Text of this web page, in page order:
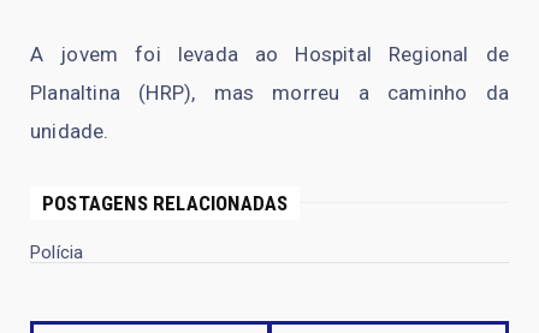
A jovem foi levada ao Hospital Regional de
Planaltina (HRP), mas morreu a caminho da
unidade.
POSTAGENS RELACIONADAS
Polícia